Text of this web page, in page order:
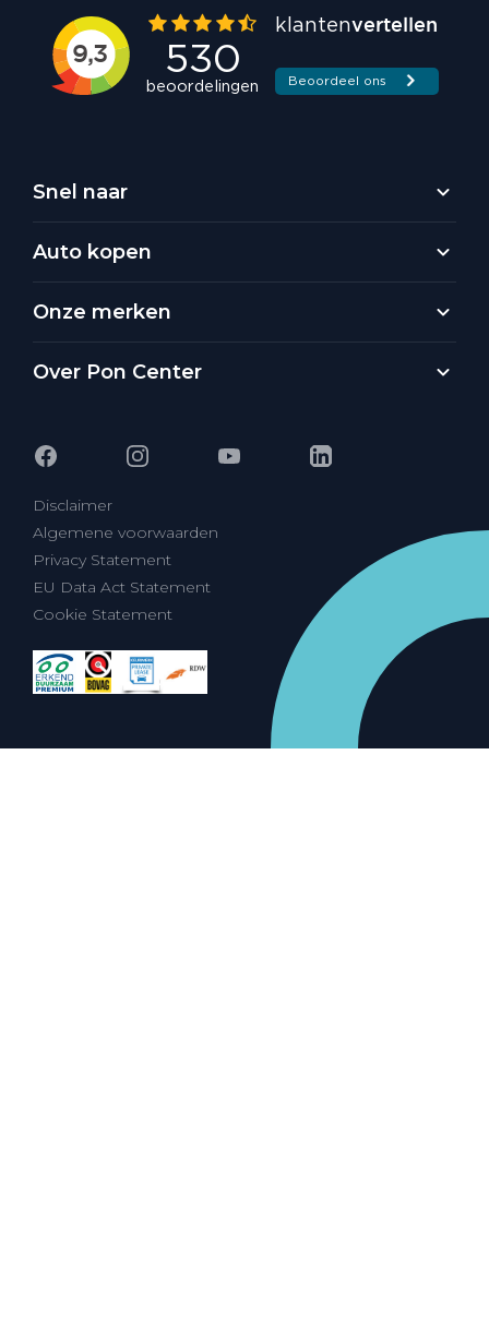
Snel naar
Auto kopen
Onze merken
Over Pon Center
Disclaimer
Algemene voorwaarden
Privacy Statement
EU Data Act Statement
Cookie Statement